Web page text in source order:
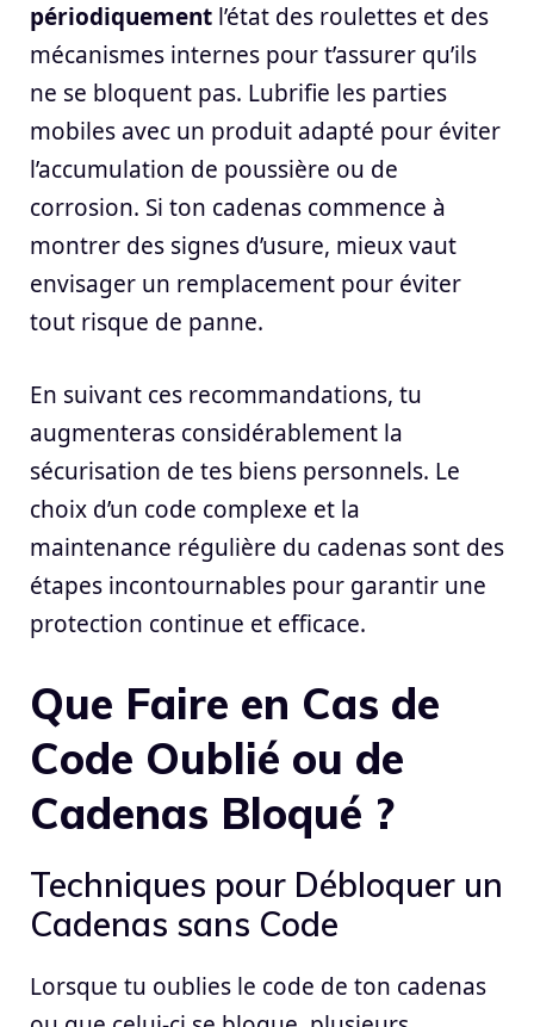
périodiquement l’état des roulettes et des
mécanismes internes pour t’assurer qu’ils
ne se bloquent pas. Lubrifie les parties
mobiles avec un produit adapté pour éviter
l’accumulation de poussière ou de
corrosion. Si ton cadenas commence à
montrer des signes d’usure, mieux vaut
envisager un remplacement pour éviter
tout risque de panne.
En suivant ces recommandations, tu
augmenteras considérablement la
sécurisation de tes biens personnels. Le
choix d’un code complexe et la
maintenance régulière du cadenas sont des
étapes incontournables pour garantir une
protection continue et efficace.
Que Faire en Cas de
Code Oublié ou de
Cadenas Bloqué ?
Techniques pour Débloquer un
Cadenas sans Code
Lorsque tu oublies le code de ton cadenas